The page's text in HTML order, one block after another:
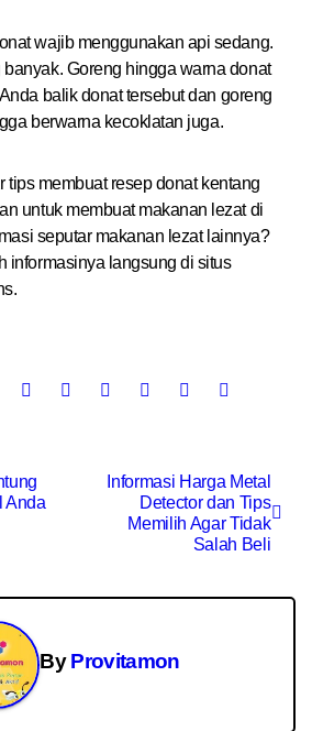
wajib menggunakan api sedang.
Goreng hingga warna donat
balik donat tersebut dan goreng
berwarna kecoklatan juga.
tips membuat resep donat kentang
untuk membuat makanan lezat di
seputar makanan lezat lainnya?
informasinya langsung di situs
Anda
Informasi Harga Metal
Detector dan Tips
Memilih Agar Tidak
Salah Beli
ByProvitamon